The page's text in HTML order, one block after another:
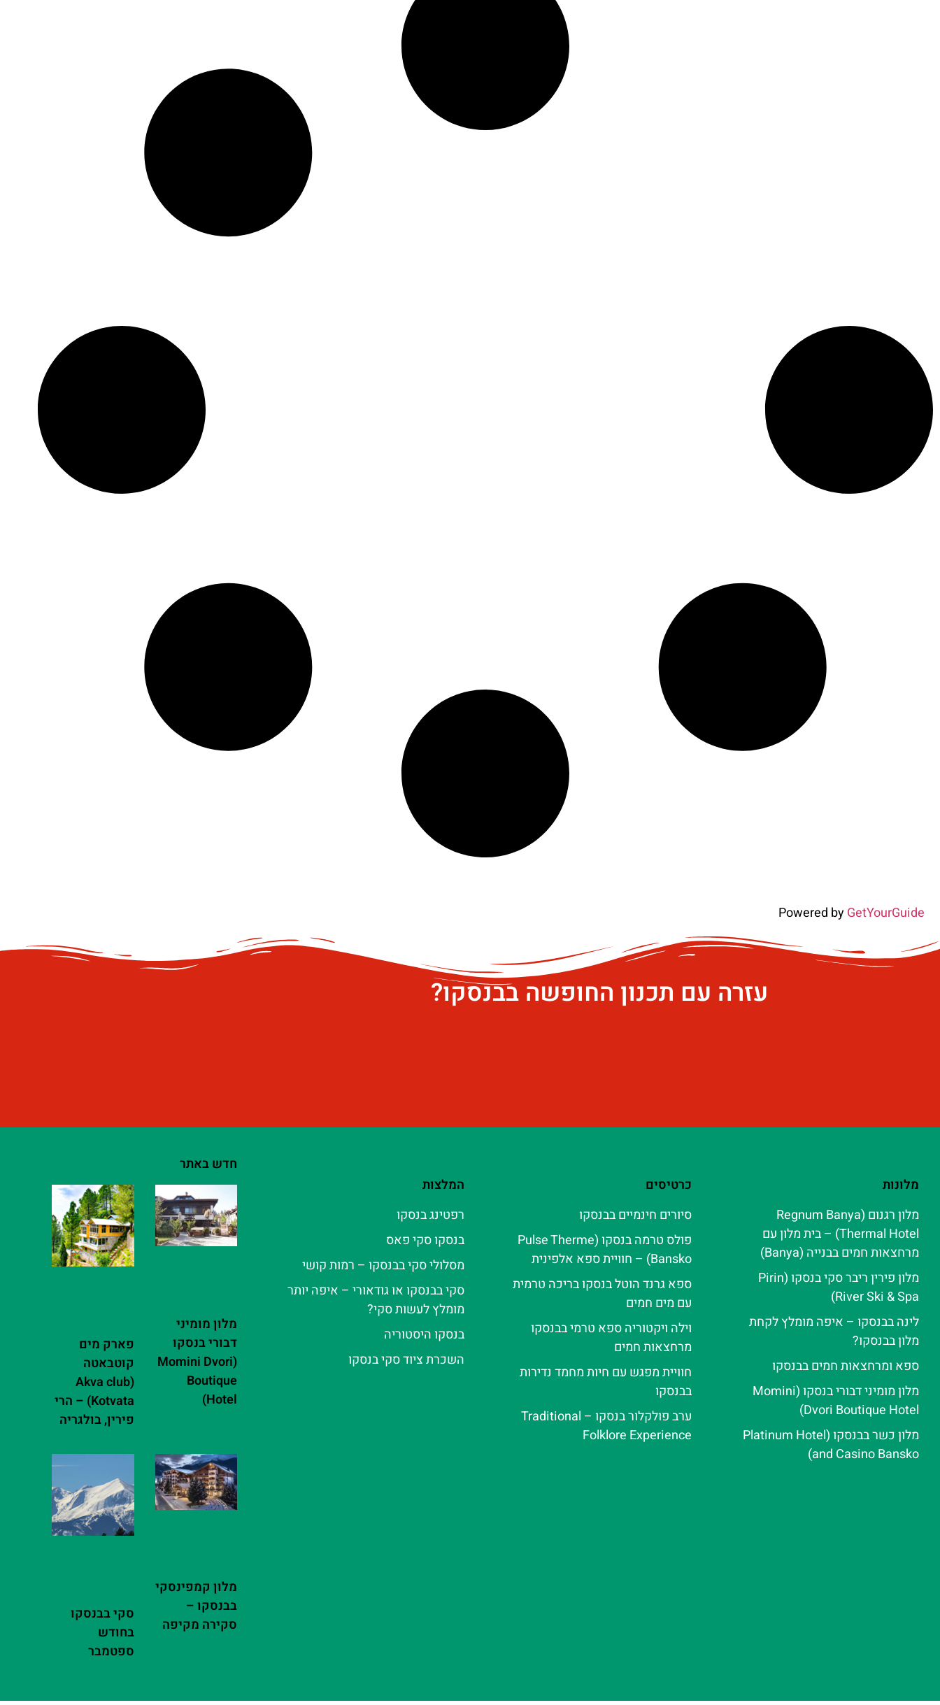
Powered byGetYourGuide
עזרה עם תכנון החופשה בבנסקו?
מלונות
מלון רגנום (Regnum Banya
Thermal Hotel) – בית מלון עם
מרחצאות חמים בבנייה (Banya)
מלון פירין ריבר סקי בנסקו (Pirin
River Ski & Spa‬)
לינה בבנסקו – איפה מומלץ לקחת
מלון בבנסקו?
ספא ומרחצאות חמים בבנסקו
מלון מומיני דבורי בנסקו (Momini
Dvori Boutique Hotel)
מלון כשר בבנסקו (Platinum Hotel
and Casino Bansko)
כרטיסים
סיורים חינמיים בבנסקו
פולס טרמה בנסקו (Pulse Therme
Bansko) – חוויית ספא אלפינית
ספא גרנד הוטל בנסקו בריכה טרמית
עם מים חמים
וילה ויקטוריה ספא טרמי בבנסקו
מרחצאות חמים
חוויית מפגש עם חיות מחמד נדירות
בבנסקו
ערב פולקלור בנסקו – Traditional
Folklore Experience
המלצות
רפטינג בנסקו
בנסקו סקי פאס
מסלולי סקי בבנסקו – רמות קושי
סקי בבנסקו או גודאורי – איפה יותר
מומלץ לעשות סקי?
בנסקו היסטוריה
השכרת ציוד סקי בנסקו
חדש באתר
מלון מומיני
דבורי בנסקו
(Momini Dvori
Boutique
Hotel)
פארק מים
קוטבאטה
(Akva club
Kotvata) – הרי
פירין, בולגריה
מלון קמפינסקי
בבנסקו –
סקירה מקיפה
סקי בבנסקו
בחודש
ספטמבר